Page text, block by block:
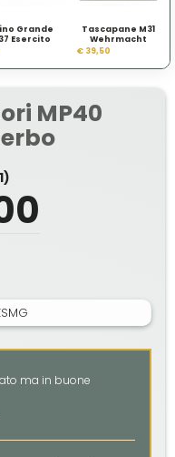
Grande
Esercito
WWII
Tascapane M31
Wehrmacht
Modello 1941 WWII
€ 39,50
MP40
ma in buone